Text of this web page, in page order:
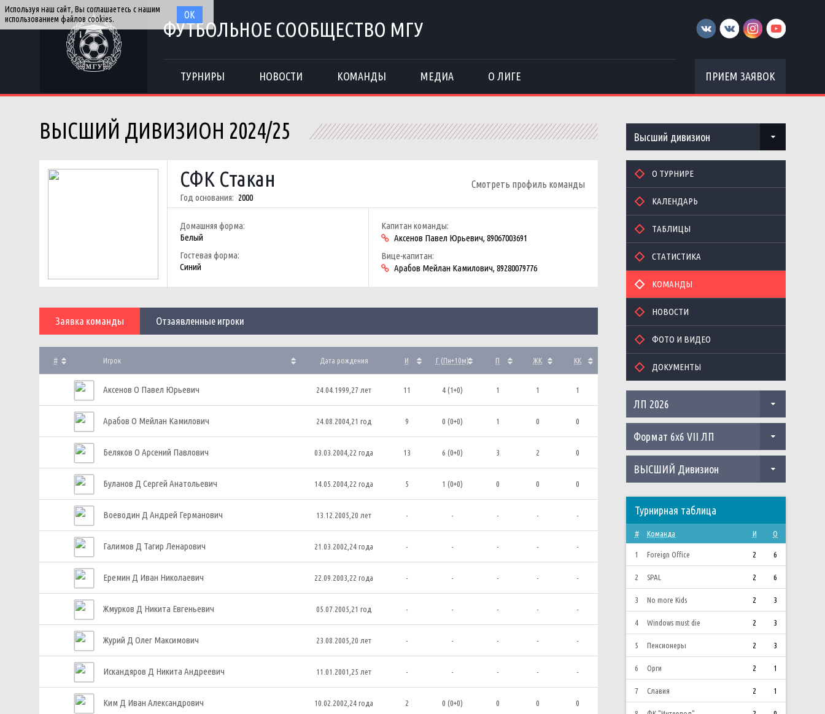
ФУТБОЛЬНОЕ СООБЩЕСТВО МГУ
ТУРНИРЫ НОВОСТИ КОМАНДЫ МЕДИА О ЛИГЕ ПРИЕМ ЗАЯВОК
Высший дивизион
О ТУРНИРЕ
КАЛЕНДАРЬ
ТАБЛИЦЫ
СТАТИСТИКА
КОМАНДЫ
НОВОСТИ
ФОТО И ВИДЕО
ДОКУМЕНТЫ
ЛП 2026
Формат 6х6 VII ЛП
ВЫСШИЙ Дивизион
Турнирная таблица
# Команда И О
1 Foreign Office 2 6
2 SPAL 2 6
3 No more Kids 2 3
4 Windows must die 2 3
5 Пенсионеры 2 3
6 Орги 2 1
7 Славия 2 1
ВЫСШИЙ ДИВИЗИОН 2024/25
СФК Стакан
Год основания: 2000
Смотреть профиль команды
Домашняя форма:
Белый
Гостевая форма:
Синий
Капитан команды:
Аксенов Павел Юрьевич, 89067003691
Вице-капитан:
Арабов Мейлан Камилович, 89280079776
Заявка команды Отзаявленные игроки
# Игрок Дата рождения И Г (Пн+10м) П ЖК КК
Аксенов О Павел Юрьевич 24.04.1999,27 лет 11 4 (1+0) 1 1 1
Арабов О Мейлан Камилович 24.08.2004,21 год 9 0 (0+0) 1 0 0
Беляков О Арсений Павлович 03.03.2004,22 года 13 6 (0+0) 3 2 0
Буланов Д Сергей Анатольевич 14.05.2004,22 года 5 1 (0+0) 0 0 0
Воеводин Д Андрей Германович 13.12.2005,20 лет - - - - -
Галимов Д Тагир Ленарович 21.03.2002,24 года - - - - -
Еремин Д Иван Николаевич 22.09.2003,22 года - - - - -
Жмурков Д Никита Евгеньевич 05.07.2005,21 год - - - - -
Журий Д Олег Максимович 23.08.2005,20 лет - - - - -
Искандяров Д Никита Андреевич 11.01.2001,25 лет - - - - -
Ким Д Иван Александрович 10.02.2002,24 года 2 0 (0+0) 0 0 0
Используя наш сайт, Вы соглашаетесь с нашим
использованием файлов cookies.
ОК